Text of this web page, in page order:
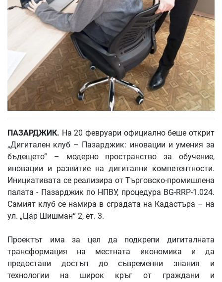
ПАЗАРДЖИК. На 20 февруари официално беше открит
„Дигитален клуб – Пазарджик: иновации и умения за
бъдещето“ – модерно пространство за обучение,
иновации и развитие на дигитални компетентности.
Инициативата се реализира от Търговско-промишлена
палата - Пазарджик по НПВУ, процедура BG-RRP-1.024.
Самият клуб се намира в сградата на Кадастъра – на
ул. „Цар Шишман“ 2, ет. 3.
Проектът има за цел да подкрепи дигиталната
трансформация на местната икономика и да
предостави достъп до съвременни знания и
технологии на широк кръг от граждани и